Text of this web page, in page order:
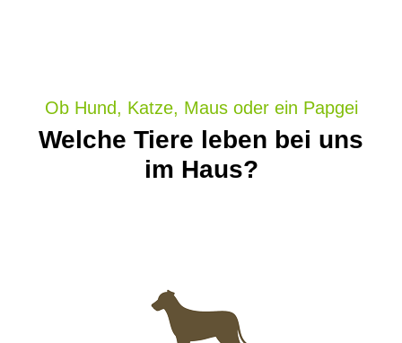
Ob Hund, Katze, Maus oder ein Papgei
Welche Tiere leben bei uns
im Haus?